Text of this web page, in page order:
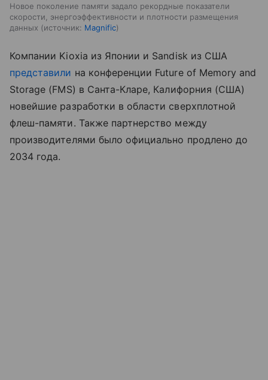
Новое поколение памяти задало рекордные показатели
скорости, энергоэффективности и плотности размещения
данных
источник: Magnific
Компании Kioxia из Японии и Sandisk из США
представили на конференции Future of Memory and
Storage (FMS) в Санта-Кларе, Калифорния (США)
новейшие разработки в области сверхплотной
флеш-памяти. Также партнерство между
производителями было официально продлено до
2034 года.